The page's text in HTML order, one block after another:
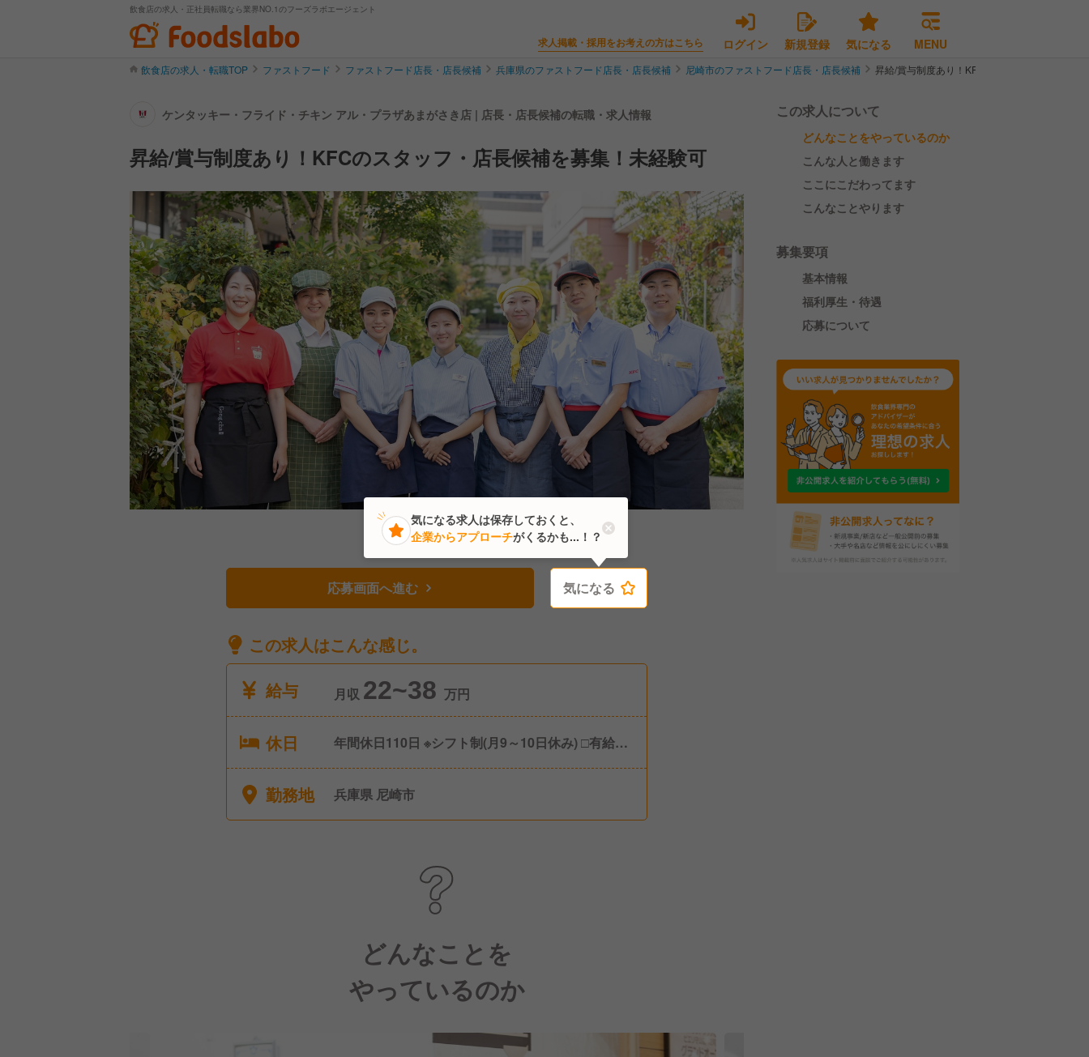
飲食店の求人・正社員転職なら業界NO.1のフーズラボエージェント
求人掲載・採用をお考えの方はこちら ログイン 新規登録 気になる MENU
飲食店の求人・転職TOP ファストフード ファストフード店長・店長候補 兵庫県のファストフード店長・店長候補 尼崎市のファストフード店長・店長候補 昇給/賞与制度あり！KFCのスタッフ・店長候補
ケンタッキー・フライド・チキン アル・プラザあまがさき店 | 店長・店長候補の転職・求人情報
昇給/賞与制度あり！KFCのスタッフ・店長候補を募集！未経験可
応募画面へ進む 気になる
この求人はこんな感じ。
給与
月収 22~38 万円
休日
年間休日110日 ※シフト制(月9～10日休み) □有給休
暇 □介護休暇
勤務地 兵庫県 尼崎市
どんなことを
やっているのか
この求人について
どんなことをやっているのか
こんな人と働きます
ここにこだわってます
こんなことやります
募集要項
基本情報
福利厚生・待遇
応募について
気になる
気になる求人は保存しておくと、
企業からアプローチがくるかも...！？